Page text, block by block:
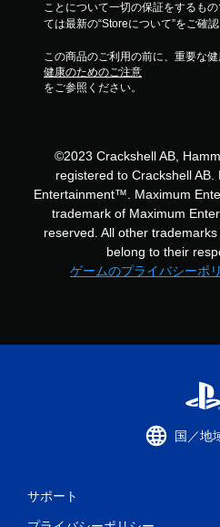
ことについて一切の保証をするも
ては最新の“Storeについて”をご確認
この商品のご利用の前に、重要な
健康のためのご注意
をご参照ください。
©2023 Crackshell AB,
registered to Crackshell
Entertainment™. Maximum
trademark of Maximum
reserved. All other
belong to their
ゲームのプライバシーポ
国／地
サポート